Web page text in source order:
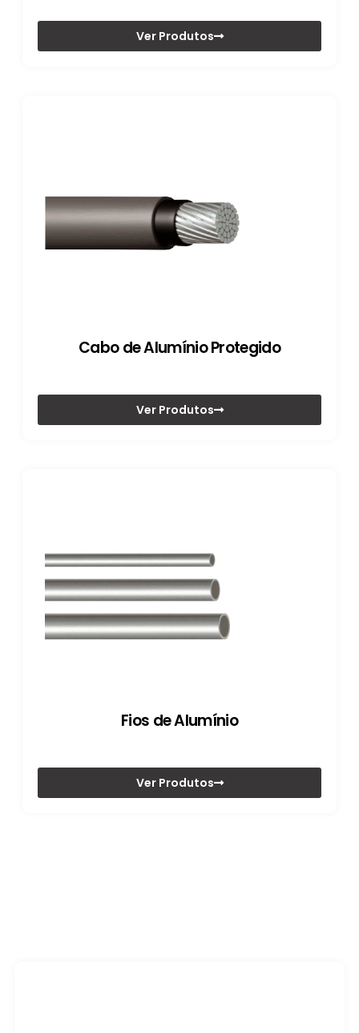
Ver Produtos
Cabo de Alumínio Protegido
Ver Produtos
Fios de Alumínio
Ver Produtos